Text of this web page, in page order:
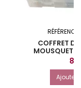
RÉFÉRENCE:
COFFRET
Prix
Ajouter